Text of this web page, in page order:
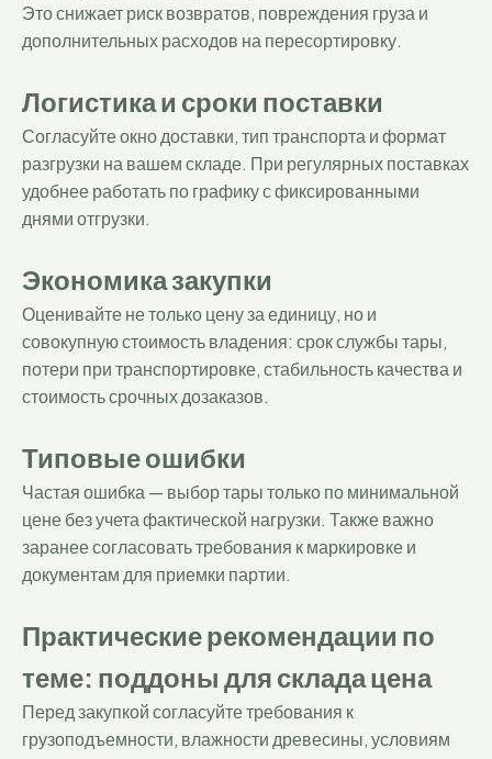
Это снижает риск возвратов, повреждения груза и
дополнительных расходов на пересортировку.
Логистика и сроки поставки
Согласуйте окно доставки, тип транспорта и формат
разгрузки на вашем складе. При регулярных поставках
удобнее работать по графику с фиксированными
днями отгрузки.
Экономика закупки
Оценивайте не только цену за единицу, но и
совокупную стоимость владения: срок службы тары,
потери при транспортировке, стабильность качества и
стоимость срочных дозаказов.
Типовые ошибки
Частая ошибка — выбор тары только по минимальной
цене без учета фактической нагрузки. Также важно
заранее согласовать требования к маркировке и
документам для приемки партии.
Практические рекомендации по
теме: поддоны для склада цена
Перед закупкой согласуйте требования к
грузоподъемности, влажности древесины, условиям